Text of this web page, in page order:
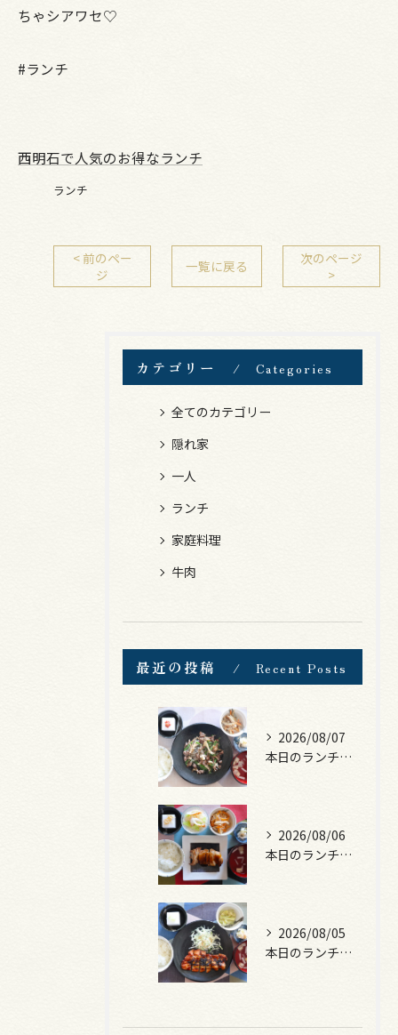
ちゃシアワセ♡
#ランチ
西明石で人気のお得なランチ
ランチ
< 前のペー
ジ
一覧に戻る
次のページ
>
カテゴリー Categories
全てのカテゴリー
隠れ家
一人
ランチ
家庭料理
牛肉
最近の投稿 Recent Posts
2026/08/07
本日のランチは、黒毛和牛のチャプチェ！
2026/08/06
本日のランチは、照焼きチキン！
2026/08/05
本日のランチは、ロース豚カツ梅はさみ！